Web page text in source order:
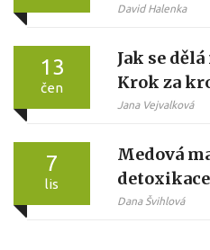
David Halenka
13
čen
Jak se
Krok za
péči
Jana Vejvalková
7
lis
Medová
Dana Švihlová